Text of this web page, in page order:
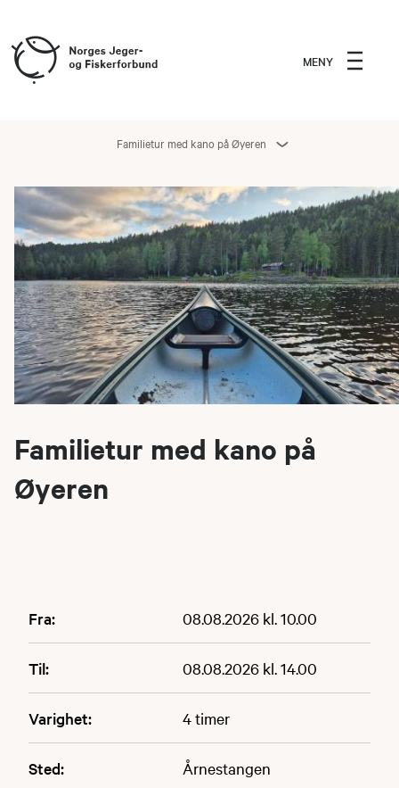
MENY
Familietur med kano på Øyeren
Familietur med kano på
Øyeren
Fra: 08.08.2026 kl. 10.00
Til: 08.08.2026 kl. 14.00
Varighet: 4 timer
Sted: Årnestangen